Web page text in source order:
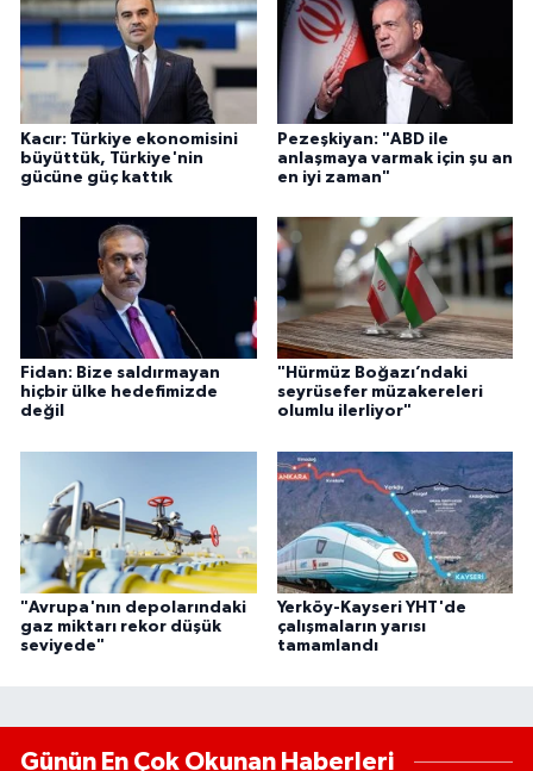
Kacır: Türkiye ekonomisini
büyüttük, Türkiye'nin
gücüne güç kattık
Pezeşkiyan: "ABD ile
anlaşmaya varmak için şu an
en iyi zaman"
Fidan: Bize saldırmayan
hiçbir ülke hedefimizde
değil
"Hürmüz Boğazı’ndaki
seyrüsefer müzakereleri
olumlu ilerliyor"
"Avrupa'nın depolarındaki
gaz miktarı rekor düşük
seviyede"
Yerköy-Kayseri YHT'de
çalışmaların yarısı
tamamlandı
Günün En Çok Okunan Haberleri